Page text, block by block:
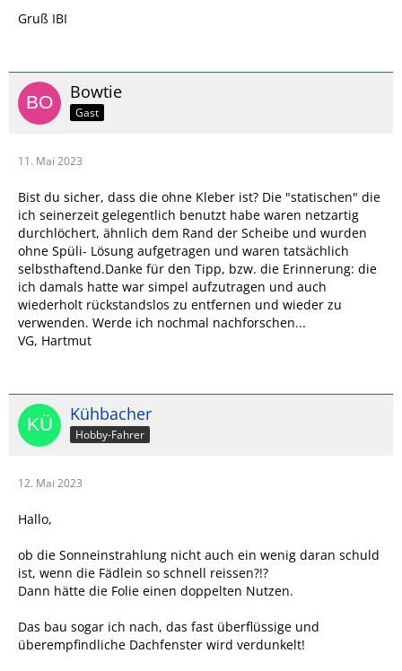
Gruß IBI
Bowtie
Gast
11. Mai 2023
Bist du sicher, dass die ohne Kleber ist? Die "statischen" die
ich seinerzeit gelegentlich benutzt habe waren netzartig
durchlöchert, ähnlich dem Rand der Scheibe und wurden
ohne Spüli- Lösung aufgetragen und waren tatsächlich
selbsthaftend.Danke für den Tipp, bzw. die Erinnerung: die
ich damals hatte war simpel aufzutragen und auch
wiederholt rückstandslos zu entfernen und wieder zu
verwenden. Werde ich nochmal nachforschen...
VG, Hartmut
Kühbacher
Hobby-Fahrer
12. Mai 2023
Hallo,
ob die Sonneinstrahlung nicht auch ein wenig daran schuld
ist, wenn die Fädlein so schnell reissen?!?
Dann hätte die Folie einen doppelten Nutzen.
Das bau sogar ich nach, das fast überflüssige und
überempfindliche Dachfenster wird verdunkelt!